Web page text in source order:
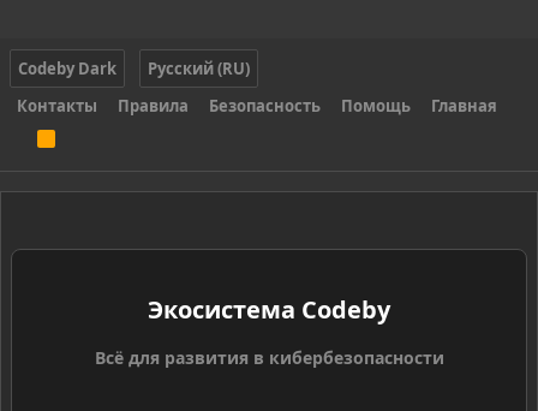
Codeby Dark
Русский (RU)
Контакты
Правила Безопасность Помощь Главная
S
Экосистема Codeby
Всё для развития в кибербезопасности